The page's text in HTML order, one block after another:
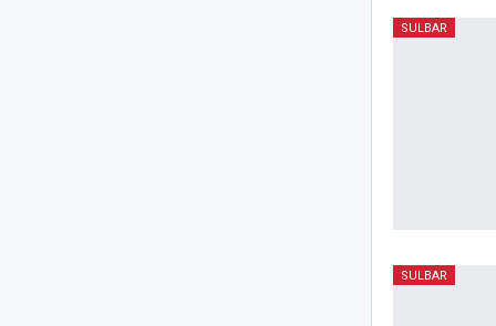
SULBAR
SULBAR